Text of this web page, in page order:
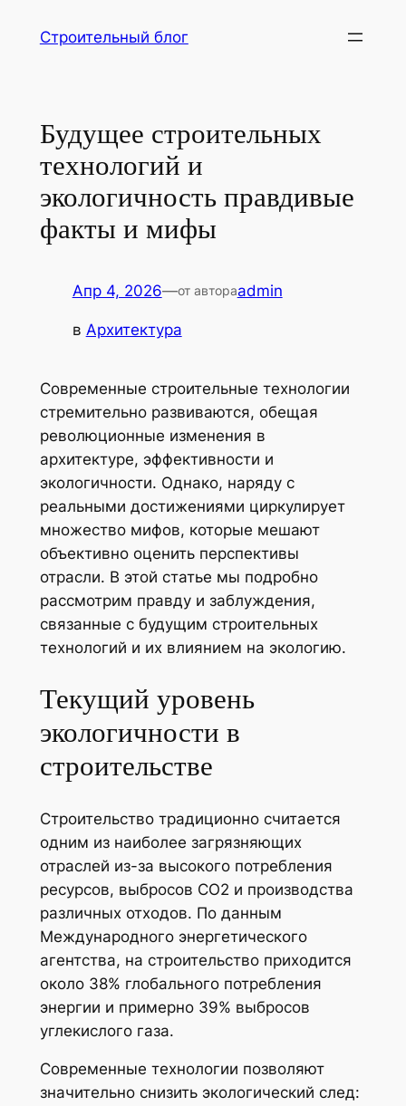
Строительный блог
Будущее строительных
технологий и
экологичность правдивые
факты и мифы
Апр 4, 2026—от автораadmin
в Архитектура
Современные строительные технологии
стремительно развиваются, обещая
революционные изменения в
архитектуре, эффективности и
экологичности. Однако, наряду с
реальными достижениями циркулирует
множество мифов, которые мешают
объективно оценить перспективы
отрасли. В этой статье мы подробно
рассмотрим правду и заблуждения,
связанные с будущим строительных
технологий и их влиянием на экологию.
Текущий уровень
экологичности в
строительстве
Строительство традиционно считается
одним из наиболее загрязняющих
отраслей из-за высокого потребления
ресурсов, выбросов CO2 и производства
различных отходов. По данным
Международного энергетического
агентства, на строительство приходится
около 38% глобального потребления
энергии и примерно 39% выбросов
углекислого газа.
Современные технологии позволяют
значительно снизить экологический след: